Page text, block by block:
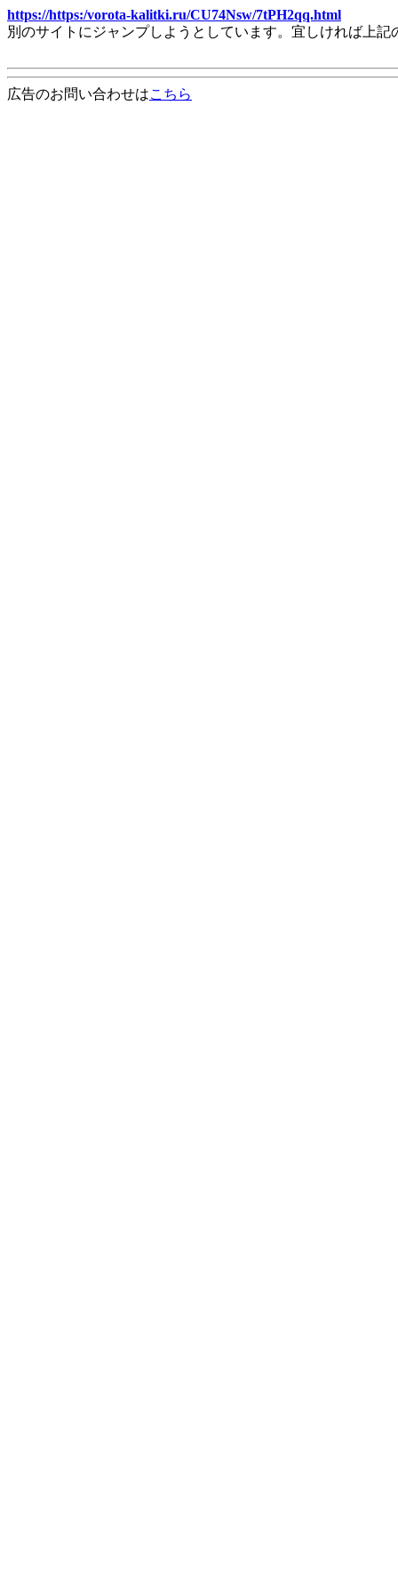
https://https:/vorota-kalitki.ru/CU74Nsw/7tPH2qq.html
別のサイトにジャンプしようとしています。宜しければ上
広告のお問い合わせはこちら